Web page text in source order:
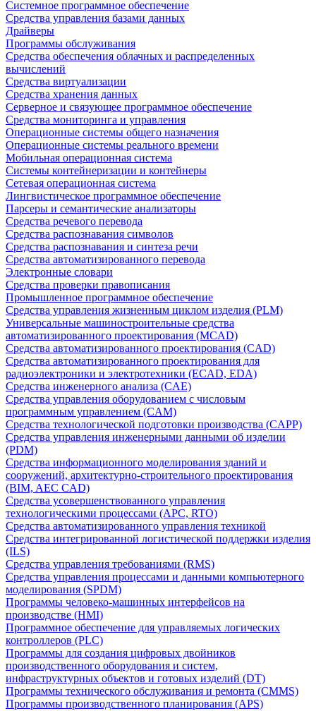
Системное программное обеспечение
Средства управления базами данных
Драйверы
Программы обслуживания
Средства обеспечения облачных и распределенных
вычислений
Средства виртуализации
Средства хранения данных
Серверное и связующее программное обеспечение
Средства мониторинга и управления
Операционные системы общего назначения
Операционные системы реального времени
Мобильная операционная система
Системы контейнеризации и контейнеры
Сетевая операционная система
Лингвистическое программное обеспечение
Парсеры и семантические анализаторы
Средства речевого перевода
Средства распознавания символов
Средства распознавания и синтеза речи
Средства автоматизированного перевода
Электронные словари
Средства проверки правописания
Промышленное программное обеспечение
Средства управления жизненным циклом изделия (PLM)
Универсальные машиностроительные средства
автоматизированного проектирования (MCAD)
Средства автоматизированного проектирования (CAD)
Средства автоматизированного проектирования для
радиоэлектроники и электротехники (ECAD, EDA)
Средства инженерного анализа (CAE)
Средства управления оборудованием с числовым
программным управлением (CAM)
Средства технологической подготовки производства (CAPP)
Средства управления инженерными данными об изделии
(PDM)
Средства информационного моделирования зданий и
сооружений, архитектурно-строительного проектирования
(BIM, AEC CAD)
Средства усовершенствованного управления
технологическими процессами (APC, RTO)
Средства автоматизированного управления техникой
Средства интегрированной логистической поддержки изделия
(ILS)
Средства управления требованиями (RMS)
Средства управления процессами и данными компьютерного
моделирования (SPDM)
Программы человеко-машинных интерфейсов на
производстве (HMI)
Программное обеспечение для управляемых логических
контроллеров (PLC)
Программы для создания цифровых двойников
производственного оборудования и систем,
инфраструктурных объектов и готовых изделий (DT)
Программы технического обслуживания и ремонта (CMMS)
Программы производственного планирования (APS)